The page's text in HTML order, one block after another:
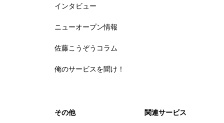
インタビュー
ニューオープン情報
佐藤こうぞうコラム
俺のサービスを聞け！
その他
関連サービス